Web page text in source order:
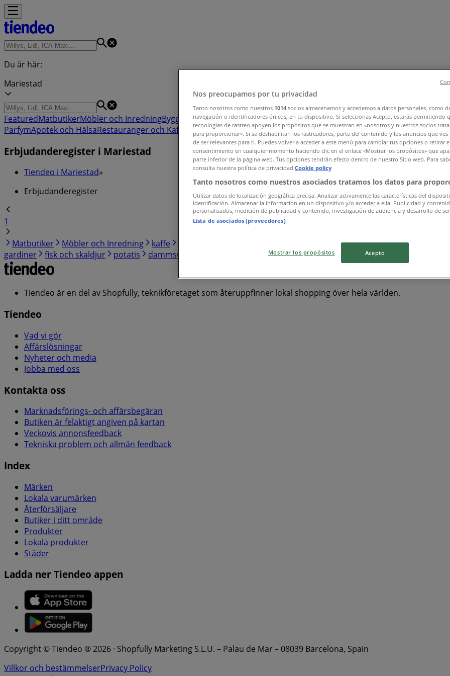
Du är här:
Mariestad
FeaturedMatbutikerMöbler och InredningBygg och TrädgårdKläder, Skor och AccessoarerElektronik och VitvarorSport
ParfymApotek och HälsaRestauranger och Kaféer Böcker och KontorsmaterialResorBanker
Erbjudanderegister i Mariestad
Tiendeo i Mariestad»
Erbjudanderegister
1
Matbutiker
Möbler och Inredning kaffe Kläder, Skor och Accessoarer Bygg och
gardiner
fisk och skaldjur potatis dammsugare
Tiendeo är en del av Shopfully, teknikföretaget som återuppfinner lokal shopping över hela världen.
Tiendeo
Vad vi gör
Affärslösningar
Nyheter och media
Jobba med oss
Kontakta oss
Marknadsförings- och affärsbegäran
Butiken är felaktigt angiven på kartan
Veckovis annonsfeedback
Tekniska problem och allmän feedback
Index
Märken
Lokala varumärken
Återförsäljare
Butiker i ditt område
Produkter
Lokala produkter
Städer
Ladda ner Tiendeo appen
Copyright © Tiendeo ® 2026 · Shopfully Marketing S.L.U. – Palau de Mar – 08039 Barcelona, Spain
Villkor och bestämmelserPrivacy Policy
Nos preocupamos por tu privacidad
Tanto nosotros como nuestros 1014 socios almacenamos y accedemos a datos personales, como
navegación o identificadores únicos, en tu dispositivo. Si seleccionas Acepto, estarás permitiendo
tecnologías de rastreo apoyen los propósitos que se muestran en «nosotros y nuestros socios
para proporcionar». Si se deshabilitan los rastreadores, parte del contenido y los anuncios que
de ser relevantes para ti. Puedes volver a acceder a este menú para cambiar tus opciones o retirar el
consentimiento en cualquier momento haciendo clic en el enlace «Mostrar los propósitos» que
parte inferior de la página web. Tus opciones tendrán efecto dentro de nuestro Sitio web. Para
consulta nuestra política de privacidad.Cookie policy
Tanto nosotros como nuestros asociados tratamos los datos para
Utilizar datos de localización geográfica precisa. Analizar activamente las características del
identificación. Almacenar la información en un dispositivo y/o acceder a ella. Publicidad y
personalizados, medición de publicidad y contenido, investigación de audiencia y desarrollo de
Lista de asociados (proveedores)
Mostrar los propósitos Acepto